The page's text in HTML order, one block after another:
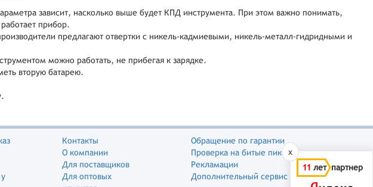
зависит, насколько выше будет КПД инструмента. При этом важно понимать,
прибор.
предлагают отвертки с никель-кадмиевыми, никель-металл-гидридными и
можно работать, не прибегая к зарядке.
вторую батарею.
Контакты
О компании
Для поставщиков
Для оптовых
Обращение по гарантии
Проверка на битые пиксели
Рекламации
Дополнительный сервис
x
11 лет партнер